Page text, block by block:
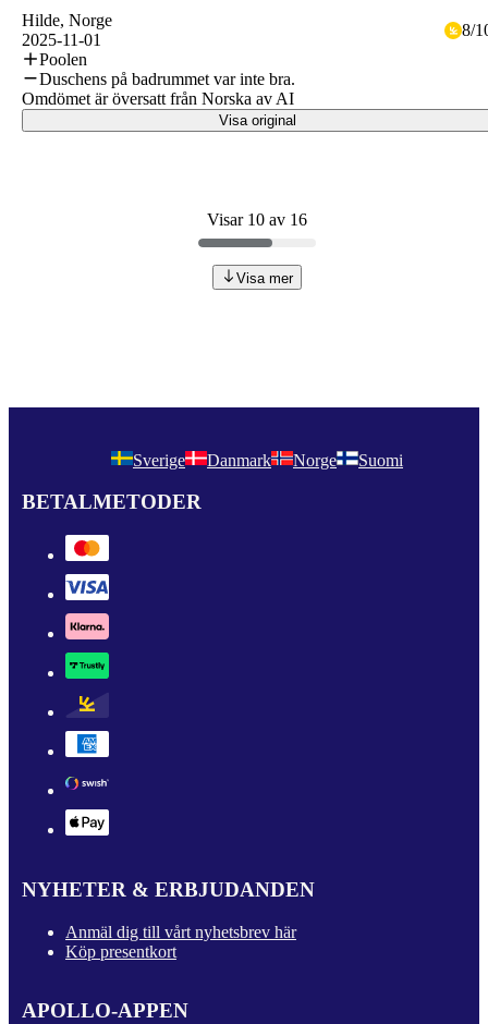
Hilde, Norge
2025-11-01
8/
Poolen
Duschens på badrummet var inte bra.
Omdömet är översatt från Norska av AI
Visa original
Visar 10 av 16
Visa mer
Sverige Danmark Norge Suomi
BETALMETODER
NYHETER & ERBJUDANDEN
Anmäl dig till vårt nyhetsbrev här
Köp presentkort
APOLLO-APPEN